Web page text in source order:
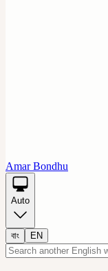
Amar Bondhu
Auto
বাং
EN